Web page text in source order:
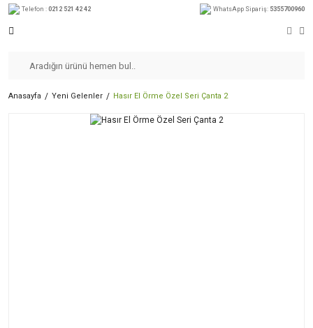
Telefon : 0212 521 42 42 WhatsApp Sipariş: 5355700960
Anasayfa Yeni Gelenler Hasır El Örme Özel Seri Çanta 2